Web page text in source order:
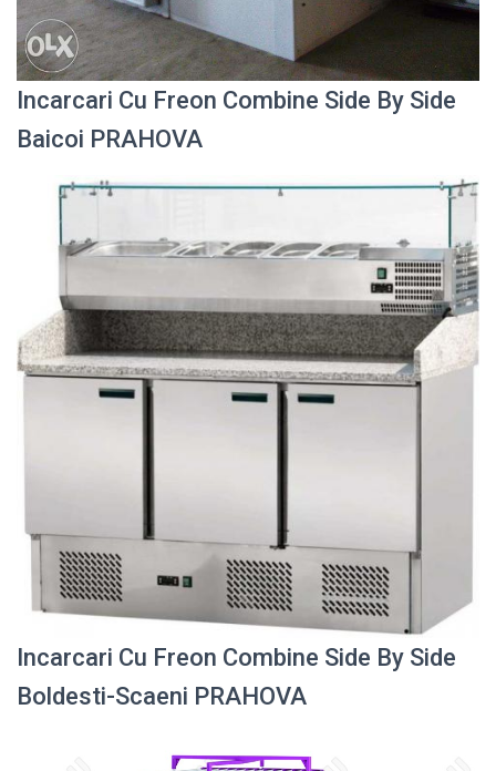
Incarcari Cu Freon Combine Side By Side
Baicoi PRAHOVA
Incarcari Cu Freon Combine Side By Side
Boldesti-Scaeni PRAHOVA